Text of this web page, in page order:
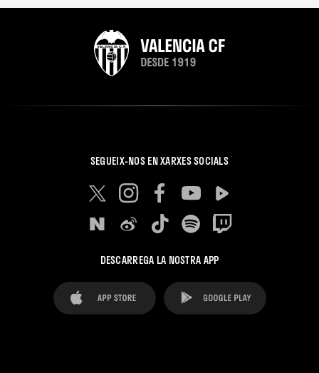
SEGUEIX-NOS EN XARXES SOCIALS
DESCARREGA LA NOSTRA APP